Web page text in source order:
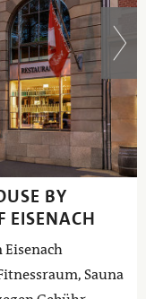
BY
Sauna